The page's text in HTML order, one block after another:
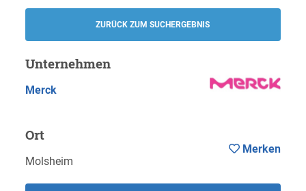
ZURÜCK ZUM SUCHERGEBNIS
Unternehmen
Merck
Ort
Molsheim
Merken